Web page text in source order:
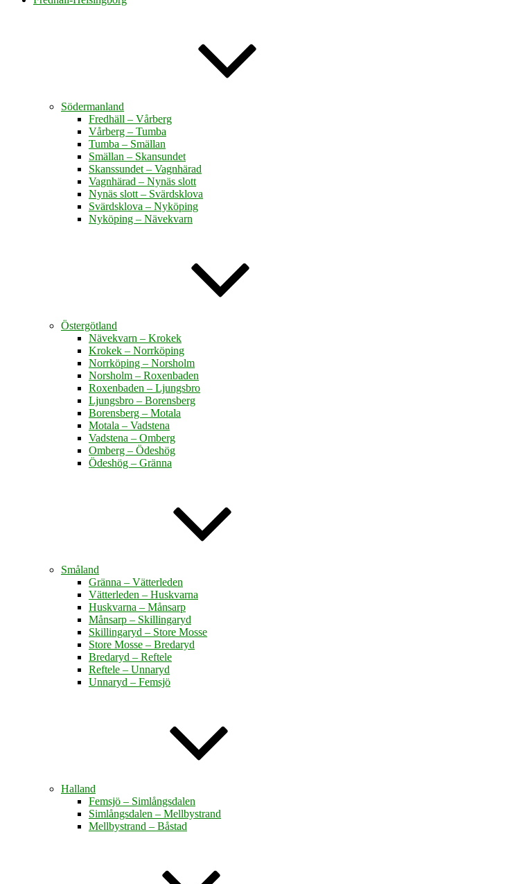
Södermanland
Fredhäll – Vårberg
Vårberg – Tumba
Tumba – Smällan
Smällan – Skansundet
Skanssundet – Vagnhärad
Vagnhärad – Nynäs slott
Nynäs slott – Svärdsklova
Svärdsklova – Nyköping
Nyköping – Nävekvarn
Östergötland
Nävekvarn – Krokek
Krokek – Norrköping
Norrköping – Norsholm
Norsholm – Roxenbaden
Roxenbaden – Ljungsbro
Ljungsbro – Borensberg
Borensberg – Motala
Motala – Vadstena
Vadstena – Omberg
Omberg – Ödeshög
Ödeshög – Gränna
Småland
Gränna – Vätterleden
Vätterleden – Huskvarna
Huskvarna – Månsarp
Månsarp – Skillingaryd
Skillingaryd – Store Mosse
Store Mosse – Bredaryd
Bredaryd – Reftele
Reftele – Unnaryd
Unnaryd – Femsjö
Halland
Femsjö – Simlångsdalen
Simlångsdalen – Mellbystrand
Mellbystrand – Båstad